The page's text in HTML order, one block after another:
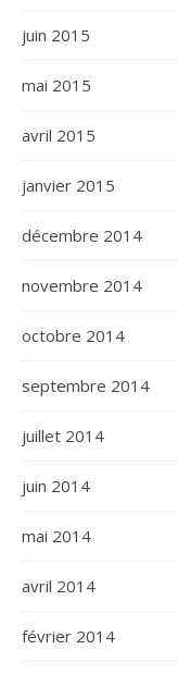
juin 2015
mai 2015
avril 2015
janvier 2015
décembre 2014
novembre 2014
octobre 2014
septembre 2014
juillet 2014
juin 2014
mai 2014
avril 2014
février 2014